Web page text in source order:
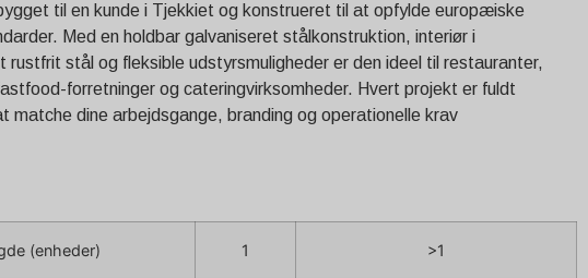
til en kunde i Tjekkiet og konstrueret til at opfylde europæiske
Med en holdbar galvaniseret stålkonstruktion, interiør i
rustfrit stål og fleksible udstyrsmuligheder er den ideel til restauranter,
forretninger og cateringvirksomheder. Hvert projekt er fuldt
matche dine arbejdsgange, branding og operationelle krav
(enheder) 1 >1